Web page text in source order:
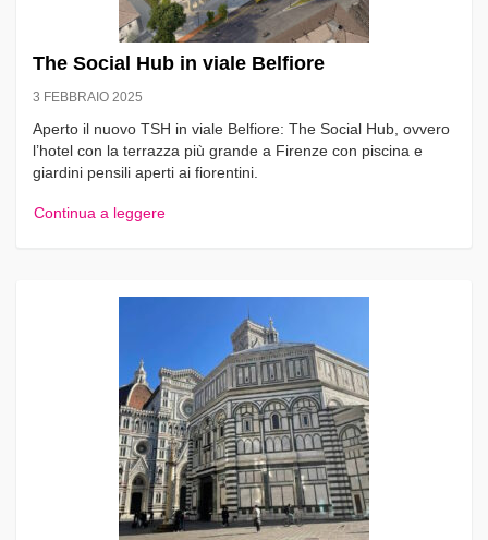
The Social Hub in viale Belfiore
3 FEBBRAIO 2025
Aperto il nuovo TSH in viale Belfiore: The Social Hub, ovvero
l’hotel con la terrazza più grande a Firenze con piscina e
giardini pensili aperti ai fiorentini.
Continua a leggere